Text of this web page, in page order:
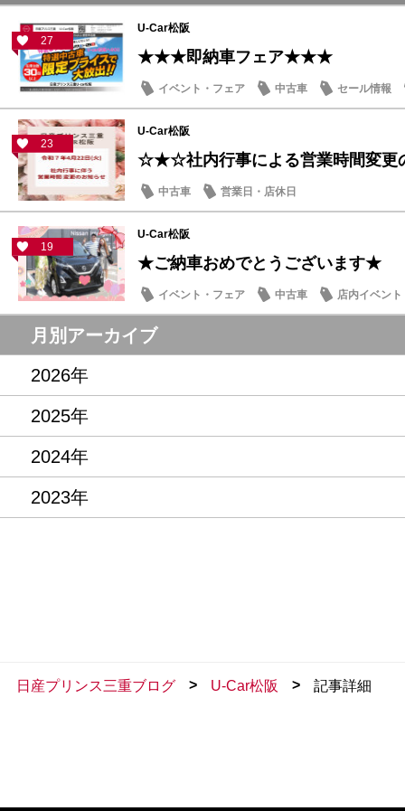
27
U-Car松阪
★★★即納車フェア★★★
イベント・フェア 中古車 セール情報
23
U-Car松阪
☆★☆社内行事による営業時間変
中古車 営業日・店休日
19
U-Car松阪
★ご納車おめでとうございます★
イベント・フェア 中古車 店内イベント
月別アーカイブ
2026年
2025年
2024年
2023年
日産プリンス三重ブログ > U-Car松阪 > 記事詳細